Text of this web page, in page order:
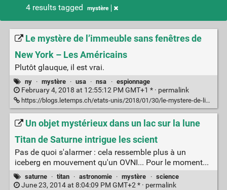
4 results tagged mystère
Le mystère de l’immeuble sans fenêtres de
New York – Les Américains
Plutôt glauque, il est vrai.
ny · mystère · usa · nsa · espionnage
February 4, 2018 at 12:55:12 PM GMT+1 * · permalink
https://blogs.letemps.ch/etats-unis/2018/01/30/le-mystere-de-limmeuble-sans-fenetres-de-new-york/amp/
Un objet mystérieux dans un lac sur la lune
Titan de Saturne intrigue les scient
Pas de quoi s'alarmer : cela ressemble plus à un
iceberg en mouvement qu'un OVNI... Pour le moment...
saturne · titan · astronomie · mystère · science
June 23, 2014 at 8:04:09 PM GMT+2 * · permalink